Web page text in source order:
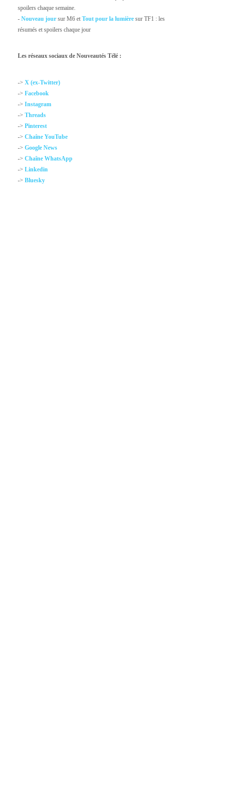
spoilers chaque semaine.
-Nouveau jour sur M6 etTout pour la lumière sur TF1 : les
résumés et spoilers chaque jour
Les réseaux sociaux de Nouveautés Télé :
->X (ex-Twitter)
->Facebook
->Instagram
->Threads
->Pinterest
->Chaîne YouTube
->Google News
->Chaîne WhatsApp
->Linkedin
->Bluesky